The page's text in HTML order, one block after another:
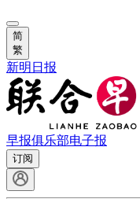
简
繁
新明日报
早报俱乐部电子报
订阅